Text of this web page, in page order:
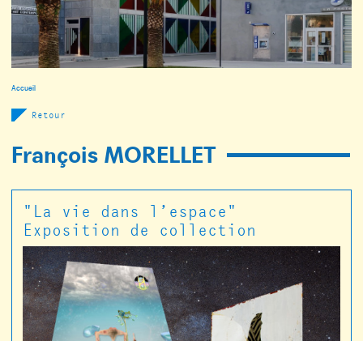
Accueil
Retour
François MORELLET
"La vie dans l’espace"
Exposition de collection